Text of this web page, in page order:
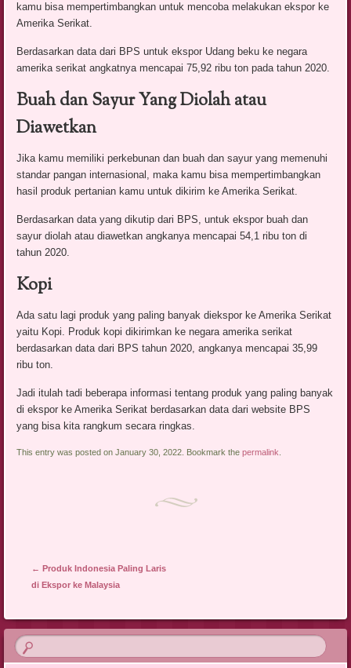
kamu bisa mempertimbangkan untuk mencoba melakukan ekspor ke
Amerika Serikat.
Berdasarkan data dari BPS untuk ekspor Udang beku ke negara
amerika serikat angkatnya mencapai 75,92 ribu ton pada tahun 2020.
Buah dan Sayur Yang Diolah atau
Diawetkan
Jika kamu memiliki perkebunan dan buah dan sayur yang memenuhi
standar pangan internasional, maka kamu bisa mempertimbangkan
hasil produk pertanian kamu untuk dikirim ke Amerika Serikat.
Berdasarkan data yang dikutip dari BPS, untuk ekspor buah dan
sayur diolah atau diawetkan angkanya mencapai 54,1 ribu ton di
tahun 2020.
Kopi
Ada satu lagi produk yang paling banyak diekspor ke Amerika Serikat
yaitu Kopi. Produk kopi dikirimkan ke negara amerika serikat
berdasarkan data dari BPS tahun 2020, angkanya mencapai 35,99
ribu ton.
Jadi itulah tadi beberapa informasi tentang produk yang paling banyak
di ekspor ke Amerika Serikat berdasarkan data dari website BPS
yang bisa kita rangkum secara ringkas.
This entry was posted on January 30, 2022. Bookmark thepermalink
Post navigation
← Produk Indonesia Paling Laris
di Ekspor ke Malaysia